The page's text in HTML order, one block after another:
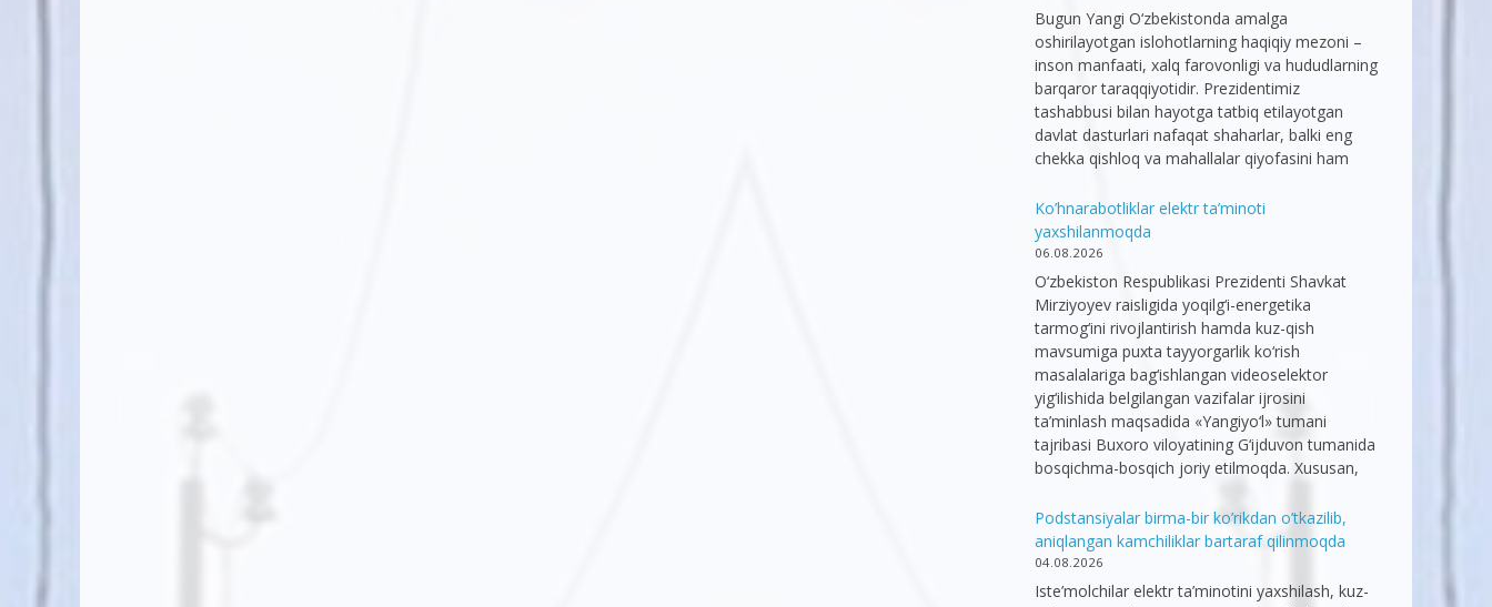
Bugun Yangi O‘zbekistonda amalga
oshirilayotgan islohotlarning haqiqiy mezoni –
inson manfaati, xalq farovonligi va hududlarning
barqaror taraqqiyotidir. Prezidentimiz
tashabbusi bilan hayotga tatbiq etilayotgan
davlat dasturlari nafaqat shaharlar, balki eng
chekka qishloq va mahallalar qiyofasini ham
Ko’hnarabotliklar elektr ta’minoti
yaxshilanmoqda
06.08.2026
O‘zbekiston Respublikasi Prezidenti Shavkat
Mirziyoyev raisligida yoqilg‘i-energetika
tarmog‘ini rivojlantirish hamda kuz-qish
mavsumiga puxta tayyorgarlik ko‘rish
masalalariga bag‘ishlangan videoselektor
yig‘ilishida belgilangan vazifalar ijrosini
ta’minlash maqsadida «Yangiyo‘l» tumani
tajribasi Buxoro viloyatining G‘ijduvon tumanida
bosqichma-bosqich joriy etilmoqda. Xususan,
Podstansiyalar birma-bir ko’rikdan o’tkazilib,
aniqlangan kamchiliklar bartaraf qilinmoqda
04.08.2026
Iste’molchilar elektr ta’minotini yaxshilash, kuz-